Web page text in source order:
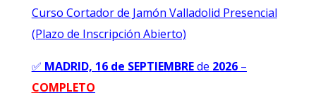
Curso Cortador de Jamón Valladolid Presencial
(Plazo de Inscripción Abierto)
✅ MADRID, 16 de SEPTIEMBREde 2026–
COMPLETO